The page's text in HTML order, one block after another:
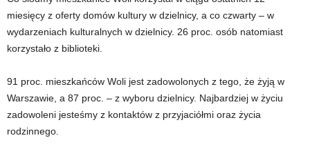
miesięcy z oferty domów kultury w dzielnicy, a co czwarty – w
wydarzeniach kulturalnych w dzielnicy. 26 proc. osób natomiast
korzystało z biblioteki.
91 proc. mieszkańców Woli jest zadowolonych z tego, że żyją w
Warszawie, a 87 proc. – z wyboru dzielnicy. Najbardziej w życiu
zadowoleni jesteśmy z kontaktów z przyjaciółmi oraz życia
rodzinnego.